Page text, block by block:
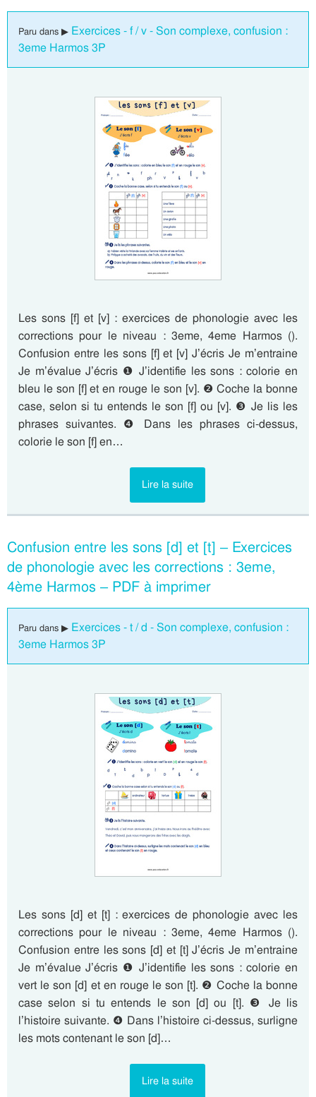
Paru dans ▶ Exercices - f / v - Son complexe, confusion :
3eme Harmos 3P
Les sons [f] et [v] : exercices de phonologie avec les
corrections pour le niveau : 3eme, 4eme Harmos ().
Confusion entre les sons [f] et [v] J’écris Je m’entraine
Je m’évalue J’écris ❶ J’identifie les sons : colorie en
bleu le son [f] et en rouge le son [v]. ❷ Coche la bonne
case, selon si tu entends le son [f] ou [v]. ❸ Je lis les
phrases suivantes. ❹ Dans les phrases ci-dessus,
colorie le son [f] en…
Lire la suite
Confusion entre les sons [d] et [t] – Exercices
de phonologie avec les corrections : 3eme,
4ème Harmos – PDF à imprimer
Paru dans ▶ Exercices - t / d - Son complexe, confusion :
3eme Harmos 3P
Les sons [d] et [t] : exercices de phonologie avec les
corrections pour le niveau : 3eme, 4eme Harmos ().
Confusion entre les sons [d] et [t] J’écris Je m’entraine
Je m’évalue J’écris ❶ J’identifie les sons : colorie en
vert le son [d] et en rouge le son [t]. ❷ Coche la bonne
case selon si tu entends le son [d] ou [t]. ❸ Je lis
l’histoire suivante. ❹ Dans l’histoire ci-dessus, surligne
les mots contenant le son [d]…
Lire la suite